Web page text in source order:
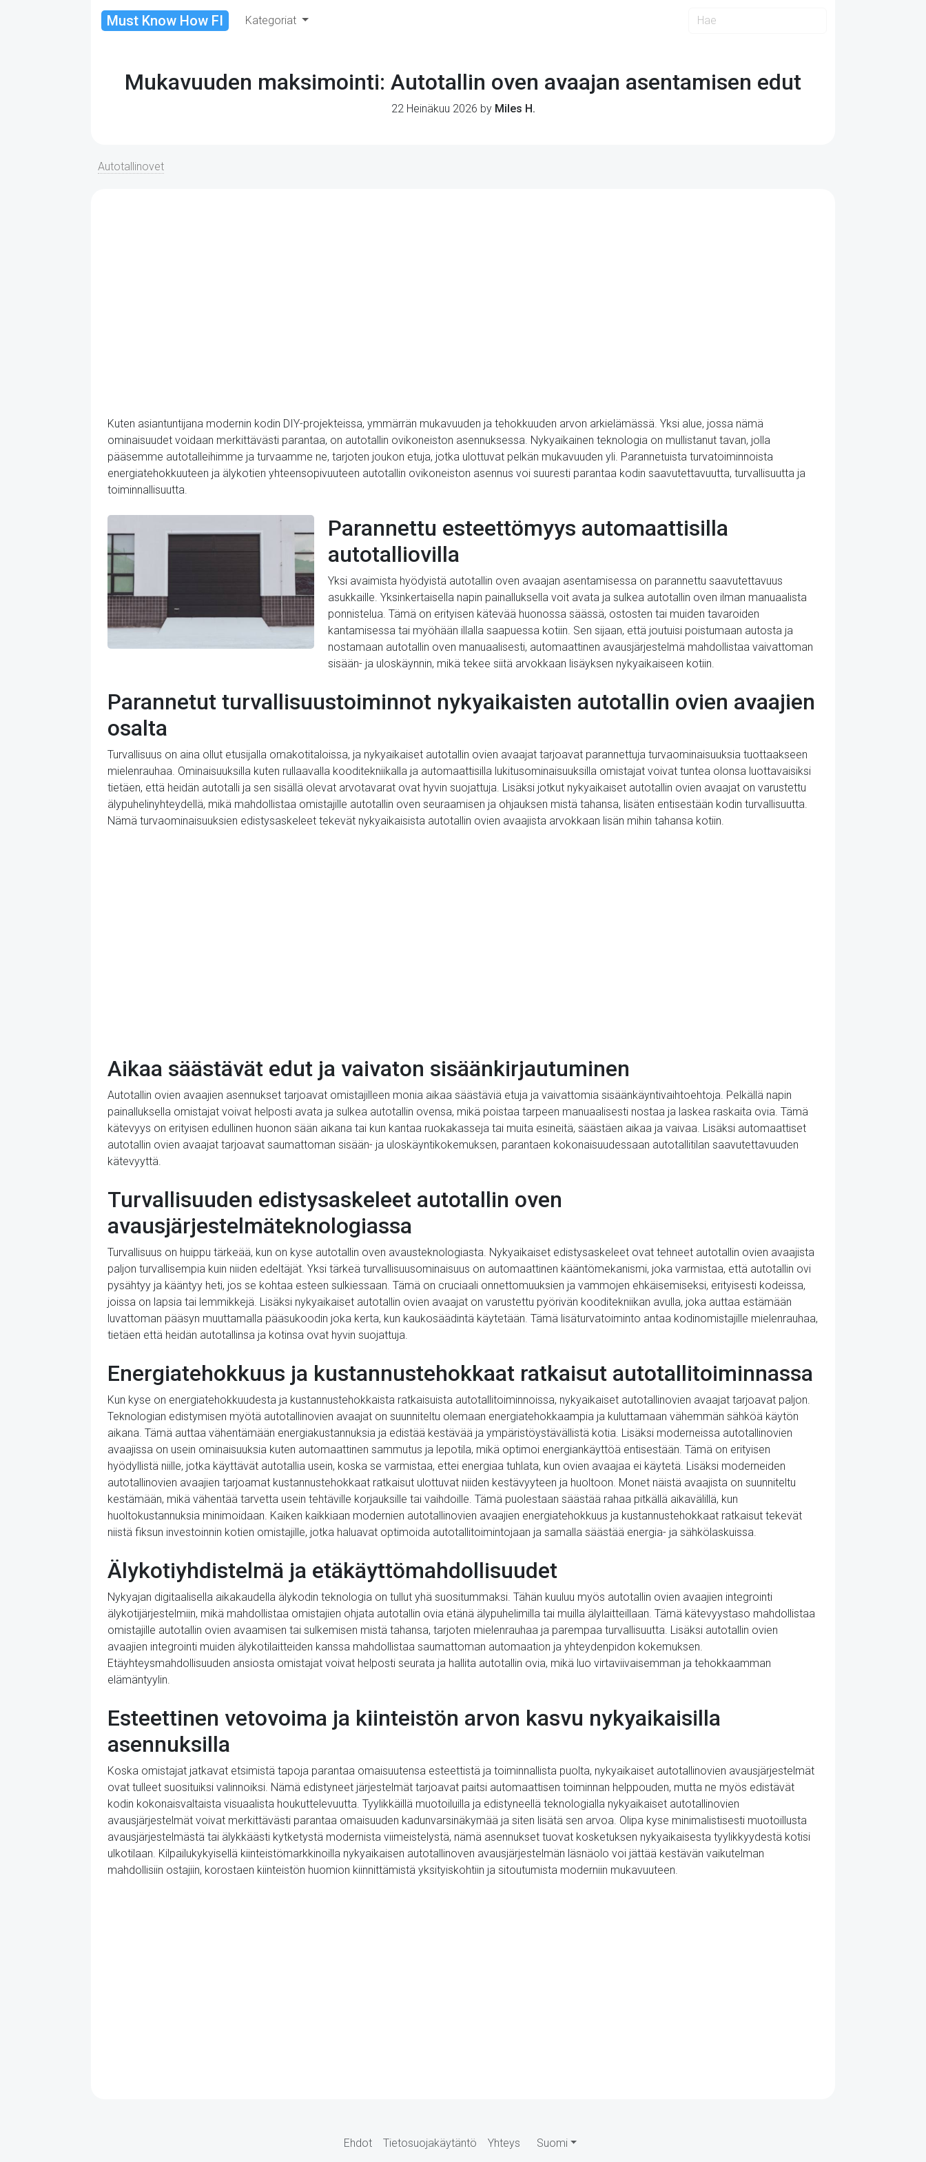
Must Know How FI Kategoriat
Mukavuuden maksimointi: Autotallin oven avaajan asentamisen edut
22 Heinäkuu 2026 by Miles H.
Autotallinovet
Kuten asiantuntijana modernin kodin DIY-projekteissa, ymmärrän mukavuuden ja tehokkuuden arvon arkielämässä. Yksi alue, jossa nämä
ominaisuudet voidaan merkittävästi parantaa, on autotallin ovikoneiston asennuksessa. Nykyaikainen teknologia on mullistanut tavan, jolla
pääsemme autotalleihimme ja turvaamme ne, tarjoten joukon etuja, jotka ulottuvat pelkän mukavuuden yli. Parannetuista turvatoiminnoista
energiatehokkuuteen ja älykotien yhteensopivuuteen autotallin ovikoneiston asennus voi suuresti parantaa kodin saavutettavuutta, turvallisuutta ja
toiminnallisuutta.
Parannettu esteettömyys automaattisilla
autotalliovilla
Yksi avaimista hyödyistä autotallin oven avaajan asentamisessa on parannettu saavutettavuus
asukkaille. Yksinkertaisella napin painalluksella voit avata ja sulkea autotallin oven ilman manuaalista
ponnistelua. Tämä on erityisen kätevää huonossa säässä, ostosten tai muiden tavaroiden
kantamisessa tai myöhään illalla saapuessa kotiin. Sen sijaan, että joutuisi poistumaan autosta ja
nostamaan autotallin oven manuaalisesti, automaattinen avausjärjestelmä mahdollistaa vaivattoman
sisään- ja uloskäynnin, mikä tekee siitä arvokkaan lisäyksen nykyaikaiseen kotiin.
Parannetut turvallisuustoiminnot nykyaikaisten autotallin ovien avaajien
osalta
Turvallisuus on aina ollut etusijalla omakotitaloissa, ja nykyaikaiset autotallin ovien avaajat tarjoavat parannettuja turvaominaisuuksia tuottaakseen
mielenrauhaa. Ominaisuuksilla kuten rullaavalla kooditekniikalla ja automaattisilla lukitusominaisuuksilla omistajat voivat tuntea olonsa luottavaisiksi
tietäen, että heidän autotalli ja sen sisällä olevat arvotavarat ovat hyvin suojattuja. Lisäksi jotkut nykyaikaiset autotallin ovien avaajat on varustettu
älypuhelinyhteydellä, mikä mahdollistaa omistajille autotallin oven seuraamisen ja ohjauksen mistä tahansa, lisäten entisestään kodin turvallisuutta.
Nämä turvaominaisuuksien edistysaskeleet tekevät nykyaikaisista autotallin ovien avaajista arvokkaan lisän mihin tahansa kotiin.
Aikaa säästävät edut ja vaivaton sisäänkirjautuminen
Autotallin ovien avaajien asennukset tarjoavat omistajilleen monia aikaa säästäviä etuja ja vaivattomia sisäänkäyntivaihtoehtoja. Pelkällä napin
painalluksella omistajat voivat helposti avata ja sulkea autotallin ovensa, mikä poistaa tarpeen manuaalisesti nostaa ja laskea raskaita ovia. Tämä
kätevyys on erityisen edullinen huonon sään aikana tai kun kantaa ruokakasseja tai muita esineitä, säästäen aikaa ja vaivaa. Lisäksi automaattiset
autotallin ovien avaajat tarjoavat saumattoman sisään- ja uloskäyntikokemuksen, parantaen kokonaisuudessaan autotallitilan saavutettavuuden
kätevyyttä.
Turvallisuuden edistysaskeleet autotallin oven
avausjärjestelmäteknologiassa
Turvallisuus on huippu tärkeää, kun on kyse autotallin oven avausteknologiasta. Nykyaikaiset edistysaskeleet ovat tehneet autotallin ovien avaajista
paljon turvallisempia kuin niiden edeltäjät. Yksi tärkeä turvallisuusominaisuus on automaattinen kääntömekanismi, joka varmistaa, että autotallin ovi
pysähtyy ja kääntyy heti, jos se kohtaa esteen sulkiessaan. Tämä on cruciaali onnettomuuksien ja vammojen ehkäisemiseksi, erityisesti kodeissa,
joissa on lapsia tai lemmikkejä. Lisäksi nykyaikaiset autotallin ovien avaajat on varustettu pyörivän kooditekniikan avulla, joka auttaa estämään
luvattoman pääsyn muuttamalla pääsukoodin joka kerta, kun kaukosäädintä käytetään. Tämä lisäturvatoiminto antaa kodinomistajille mielenrauhaa,
tietäen että heidän autotallinsa ja kotinsa ovat hyvin suojattuja.
Energiatehokkuus ja kustannustehokkaat ratkaisut autotallitoiminnassa
Kun kyse on energiatehokkuudesta ja kustannustehokkaista ratkaisuista autotallitoiminnoissa, nykyaikaiset autotallinovien avaajat tarjoavat paljon.
Teknologian edistymisen myötä autotallinovien avaajat on suunniteltu olemaan energiatehokkaampia ja kuluttamaan vähemmän sähköä käytön
aikana. Tämä auttaa vähentämään energiakustannuksia ja edistää kestävää ja ympäristöystävällistä kotia. Lisäksi moderneissa autotallinovien
avaajissa on usein ominaisuuksia kuten automaattinen sammutus ja lepotila, mikä optimoi energiankäyttöä entisestään. Tämä on erityisen
hyödyllistä niille, jotka käyttävät autotallia usein, koska se varmistaa, ettei energiaa tuhlata, kun ovien avaajaa ei käytetä. Lisäksi moderneiden
autotallinovien avaajien tarjoamat kustannustehokkaat ratkaisut ulottuvat niiden kestävyyteen ja huoltoon. Monet näistä avaajista on suunniteltu
kestämään, mikä vähentää tarvetta usein tehtäville korjauksille tai vaihdoille. Tämä puolestaan säästää rahaa pitkällä aikavälillä, kun
huoltokustannuksia minimoidaan. Kaiken kaikkiaan modernien autotallinovien avaajien energiatehokkuus ja kustannustehokkaat ratkaisut tekevät
niistä fiksun investoinnin kotien omistajille, jotka haluavat optimoida autotallitoimintojaan ja samalla säästää energia- ja sähkölaskuissa.
Älykotiyhdistelmä ja etäkäyttömahdollisuudet
Nykyajan digitaalisella aikakaudella älykodin teknologia on tullut yhä suositummaksi. Tähän kuuluu myös autotallin ovien avaajien integrointi
älykotijärjestelmiin, mikä mahdollistaa omistajien ohjata autotallin ovia etänä älypuhelimilla tai muilla älylaitteillaan. Tämä kätevyystaso mahdollistaa
omistajille autotallin ovien avaamisen tai sulkemisen mistä tahansa, tarjoten mielenrauhaa ja parempaa turvallisuutta. Lisäksi autotallin ovien
avaajien integrointi muiden älykotilaitteiden kanssa mahdollistaa saumattoman automaation ja yhteydenpidon kokemuksen.
Etäyhteysmahdollisuuden ansiosta omistajat voivat helposti seurata ja hallita autotallin ovia, mikä luo virtaviivaisemman ja tehokkaamman
elämäntyylin.
Esteettinen vetovoima ja kiinteistön arvon kasvu nykyaikaisilla
asennuksilla
Koska omistajat jatkavat etsimistä tapoja parantaa omaisuutensa esteettistä ja toiminnallista puolta, nykyaikaiset autotallinovien avausjärjestelmät
ovat tulleet suosituiksi valinnoiksi. Nämä edistyneet järjestelmät tarjoavat paitsi automaattisen toiminnan helppouden, mutta ne myös edistävät
kodin kokonaisvaltaista visuaalista houkuttelevuutta. Tyylikkäillä muotoiluilla ja edistyneellä teknologialla nykyaikaiset autotallinovien
avausjärjestelmät voivat merkittävästi parantaa omaisuuden kadunvarsinäkymää ja siten lisätä sen arvoa. Olipa kyse minimalistisesti muotoillusta
avausjärjestelmästä tai älykkäästi kytketystä modernista viimeistelystä, nämä asennukset tuovat kosketuksen nykyaikaisesta tyylikkyydestä kotisi
ulkotilaan. Kilpailukykyisellä kiinteistömarkkinoilla nykyaikaisen autotallinoven avausjärjestelmän läsnäolo voi jättää kestävän vaikutelman
mahdollisiin ostajiin, korostaen kiinteistön huomion kiinnittämistä yksityiskohtiin ja sitoutumista moderniin mukavuuteen.
Ehdot Tietosuojakäytäntö Yhteys Suomi